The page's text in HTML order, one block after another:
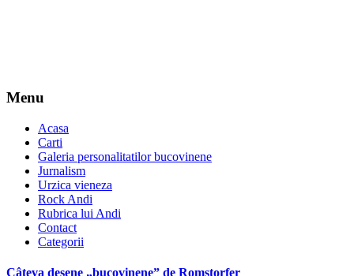
Menu
Acasa
Carti
Galeria personalitatilor bucovinene
Jurnalism
Urzica vieneza
Rock Andi
Rubrica lui Andi
Contact
Categorii
Câteva desene „bucovinene” de Romstorfer